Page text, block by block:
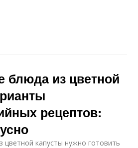
блюда из цветной
рецептов:
цветной капусты нужно готовить